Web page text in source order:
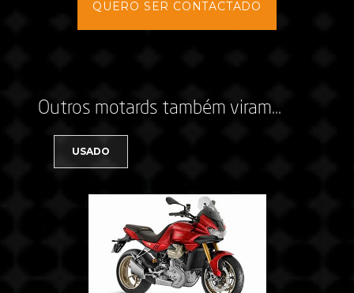
Outros motards também viram...
USADO